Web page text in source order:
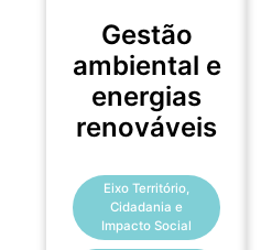
Gestão
ambiental e
energias
renováveis
Eixo Território,
Cidadania e
Impacto Social